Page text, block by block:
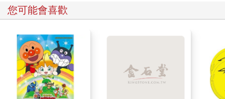
十五年前老徐去了中國發展，據說是受到一股母體般的巨大召
喚，他說那裡土地尺度的大美讓他有了更高的理想與情懷。眼看
劃身手的閃亮舞台，讓我對我的石像老友抱以更深期許。多年不
見的他，直到去年我到上海出差時才有機會再得聚首。這才知道
堅持不離開建築領域的老徐後來熱情不減地轉進了土地的規劃與
開發，現已成了城市裡的地產大亨。再次見面的那晚，他開了一
瓶十萬元的紅酒與一支跟「切格瓦拉」同樣大器如砲管的雪茄，
與我分享了另外一種建築人的碩大情懷。只見雪茄被夾在他一如
您可能會喜歡